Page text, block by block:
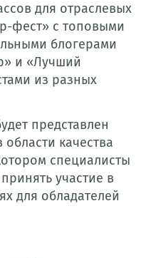
для отраслевых
фест» с топовыми
блогерами
и «Лучший
из разных
представлен
качества
специалисты
участие в
для обладателей